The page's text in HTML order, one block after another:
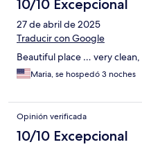
10/10 Excepcional
27 de abril de 2025
Traducir con Google
Beautiful place … very
Maria, se hospedó 3 noches
Opinión verificada
10/10 Excepcional